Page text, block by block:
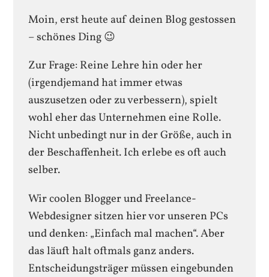
Moin, erst heute auf deinen Blog gestossen
– schönes Ding 😉
Zur Frage: Reine Lehre hin oder her
(irgendjemand hat immer etwas
auszusetzen oder zu verbessern), spielt
wohl eher das Unternehmen eine Rolle.
Nicht unbedingt nur in der Größe, auch in
der Beschaffenheit. Ich erlebe es oft auch
selber.
Wir coolen Blogger und Freelance-
Webdesigner sitzen hier vor unseren PCs
und denken: „Einfach mal machen“. Aber
das läuft halt oftmals ganz anders.
Entscheidungsträger müssen eingebunden